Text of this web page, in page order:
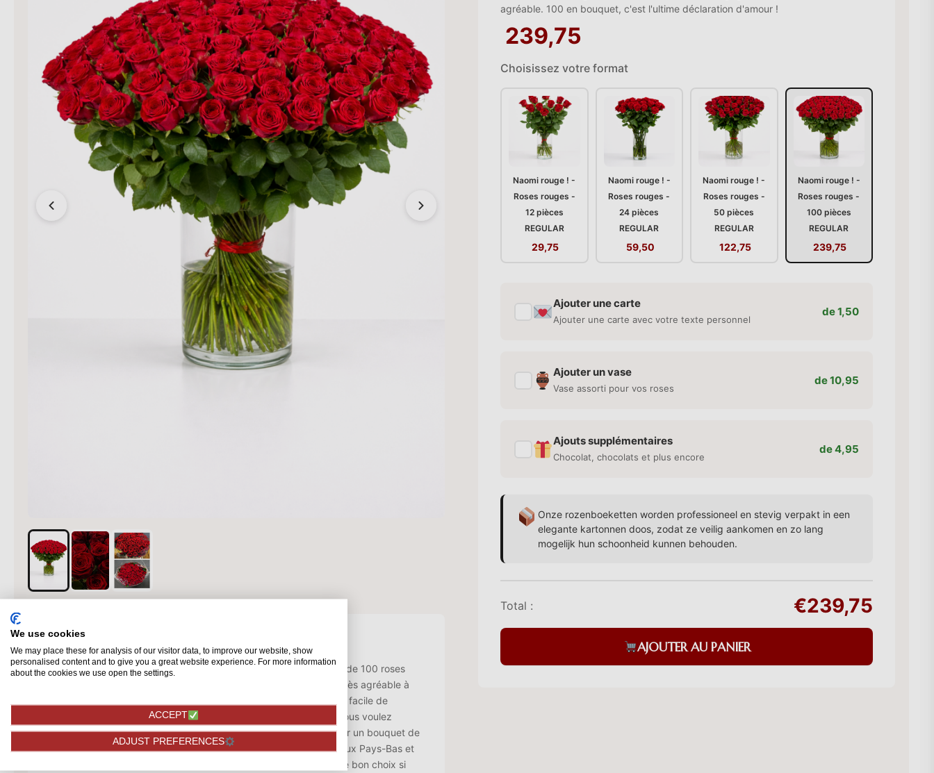
Description
100 roses rouges Red Naomi Il n'y a rien de mieux qu'un bouquet de 100 roses
rouges. Ce cadeau ultime ne s'oublie pas facilement et est donc très agréable à
offrir. Avec un bouquet de 100 roses Red Naomi rouges, il est très facile de
montrer son amour. Vous vous mettez par exemple à genoux et vous voulez
combler votre partenaire d'un peu plus d'amour ? Optez alors pour un bouquet de
100 roses rouges. La rose Red Naomi est la rose la plus cultivée aux Pays-Bas et
est donc la meilleure de sa catégorie en termes de qualité. C'est le bon choix si
agréable. 100 en bouquet, c'est l'ultime déclaration d'amour !
239,75
Choisissez votre format
Naomi rouge ! -
Roses rouges -
12 pièces
REGULAR
29,75
Naomi rouge ! -
Roses rouges -
24 pièces
REGULAR
59,50
Naomi rouge ! -
Roses rouges -
50 pièces
REGULAR
122,75
Naomi rouge ! -
Roses rouges -
100 pièces
REGULAR
239,75
Ajouter une carte
Ajouter une carte avec votre texte personnel
de 1,50
Ajouter un vase
Vase assorti pour vos roses
de 10,95
Ajouts supplémentaires
Chocolat, chocolats et plus encore
de 4,95
Onze rozenboeketten worden professioneel en stevig verpakt in een
elegante kartonnen doos, zodat ze veilig aankomen en zo lang
mogelijk hun schoonheid kunnen behouden.
Total : €239,75
AJOUTER AU PANIER
We use cookies
We may place these for analysis of our visitor data, to improve our website, show
personalised content and to give you a great website experience. For more information
about the cookies we use open the settings.
ACCEPT
ADJUST PREFERENCES